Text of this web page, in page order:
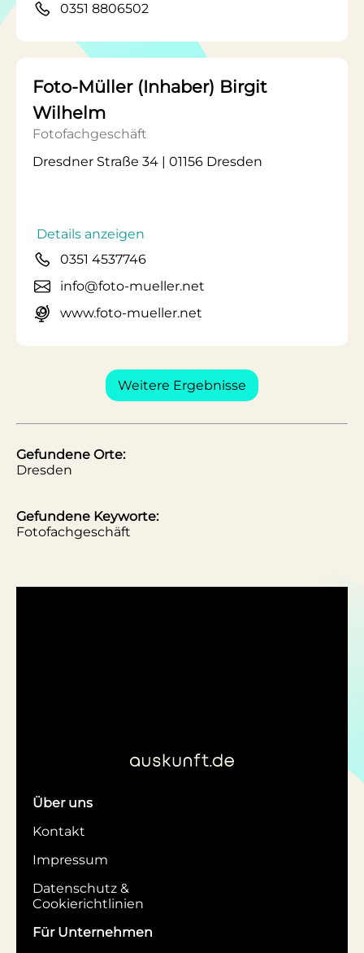
0351 8806502
Foto-Müller (Inhaber) Birgit
Wilhelm
Fotofachgeschäft
Dresdner Straße 34 | 01156 Dresden
Details anzeigen
0351 4537746
info@foto-mueller.net
www.foto-mueller.net
Weitere Ergebnisse
Gefundene Orte:
Dresden
Gefundene Keyworte:
Fotofachgeschäft
Über uns
Kontakt
Impressum
Datenschutz &
Cookierichtlinien
Für Unternehmen